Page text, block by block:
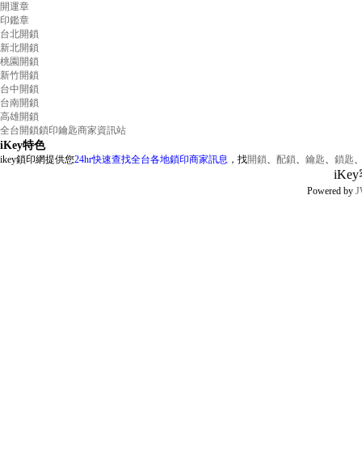
開運章
印鑑章
台北開鎖
新北開鎖
桃園開鎖
新竹開鎖
台中開鎖
台南開鎖
高雄開鎖
全台開鎖鎖印鑰匙商家資訊站
iKey特色
ikey鎖印網提供您24hr快速查找全台各地鎖印商家訊息 ，找開鎖、 配鎖、 鑰匙、 鎖匙
iKey
Powered by